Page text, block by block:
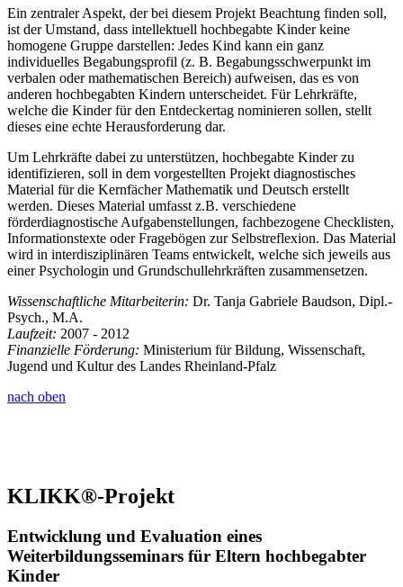
Ein zentraler Aspekt, der bei diesem Projekt Beachtung finden soll,
ist der Umstand, dass intellektuell hochbegabte Kinder keine
homogene Gruppe darstellen: Jedes Kind kann ein ganz
individuelles Begabungsprofil (z. B. Begabungsschwerpunkt im
verbalen oder mathematischen Bereich) aufweisen, das es von
anderen hochbegabten Kindern unterscheidet. Für Lehrkräfte,
welche die Kinder für den Entdeckertag nominieren sollen, stellt
dieses eine echte Herausforderung dar.
Um Lehrkräfte dabei zu unterstützen, hochbegabte Kinder zu
identifizieren, soll in dem vorgestellten Projekt diagnostisches
Material für die Kernfächer Mathematik und Deutsch erstellt
werden. Dieses Material umfasst z.B. verschiedene
förderdiagnostische Aufgabenstellungen, fachbezogene Checklisten,
Informationstexte oder Fragebögen zur Selbstreflexion. Das Material
wird in interdisziplinären Teams entwickelt, welche sich jeweils aus
einer Psychologin und Grundschullehrkräften zusammensetzen.
Wissenschaftliche Mitarbeiterin: Dr. Tanja Gabriele Baudson, Dipl.-
Psych., M.A.
Laufzeit: 2007 - 2012
Finanzielle Förderung: Ministerium für Bildung, Wissenschaft,
Jugend und Kultur des Landes Rheinland-Pfalz
nach oben
KLIKK®-Projekt
Entwicklung und Evaluation eines
Weiterbildungsseminars für Eltern hochbegabter
Kinder